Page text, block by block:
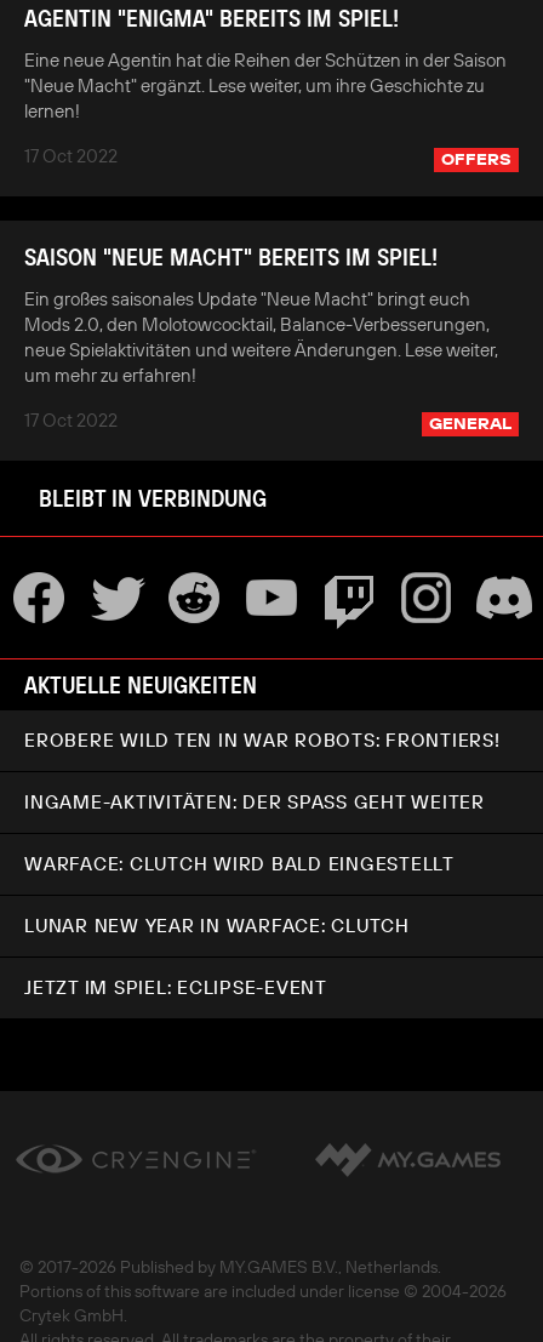
AGENTIN "ENIGMA" BEREITS IM SPIEL!
Eine neue Agentin hat die Reihen der Schützen in der Saison
"Neue Macht" ergänzt. Lese weiter, um ihre Geschichte zu
lernen!
17 Oct 2022
OFFERS
SAISON "NEUE MACHT" BEREITS IM SPIEL!
Ein großes saisonales Update "Neue Macht" bringt euch
Mods 2.0, den Molotowcocktail, Balance-Verbesserungen,
neue Spielaktivitäten und weitere Änderungen. Lese weiter,
um mehr zu erfahren!
17 Oct 2022
GENERAL
BLEIBT IN VERBINDUNG
AKTUELLE NEUIGKEITEN
EROBERE WILD TEN IN WAR ROBOTS: FRONTIERS!
INGAME-AKTIVITÄTEN: DER SPASS GEHT WEITER
WARFACE: CLUTCH WIRD BALD EINGESTELLT
LUNAR NEW YEAR IN WARFACE: CLUTCH
JETZT IM SPIEL: ECLIPSE-EVENT
© 2017-2026 Published by MY.GAMES B.V., Netherlands.
Portions of this software are included under license © 2004-2026
Crytek GmbH.